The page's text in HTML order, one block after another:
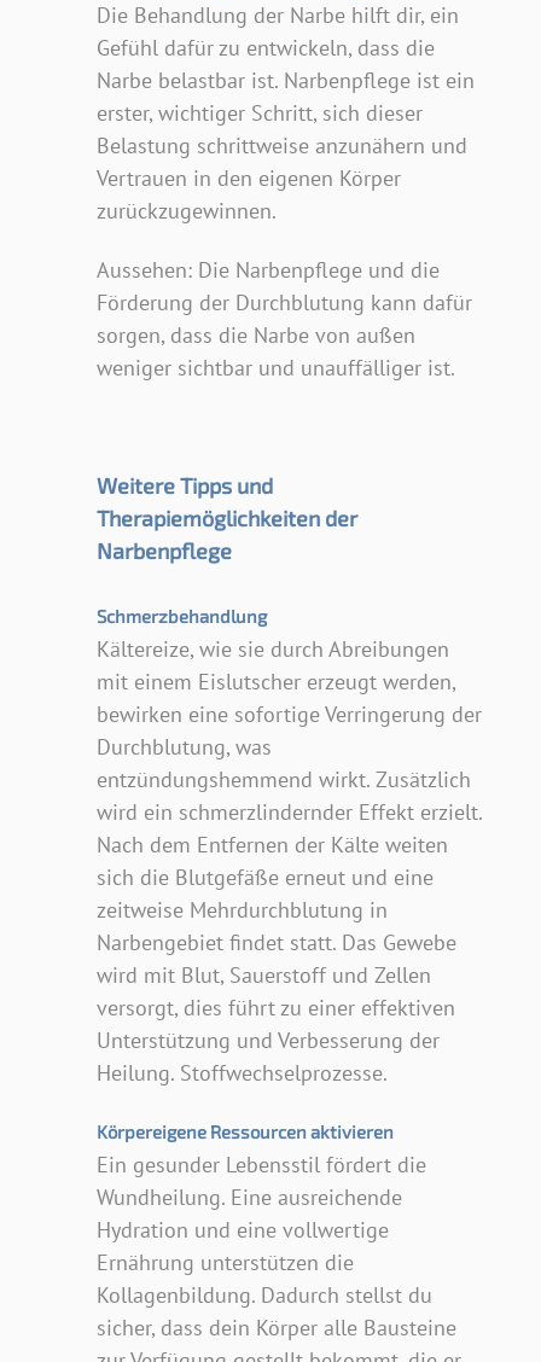
Die Behandlung der Narbe hilft dir, ein
Gefühl dafür zu entwickeln, dass die
Narbe belastbar ist. Narbenpflege ist ein
erster, wichtiger Schritt, sich dieser
Belastung schrittweise anzunähern und
Vertrauen in den eigenen Körper
zurückzugewinnen.
Aussehen: Die Narbenpflege und die
Förderung der Durchblutung kann dafür
sorgen, dass die Narbe von außen
weniger sichtbar und unauffälliger ist.
Weitere Tipps und
Therapiemöglichkeiten der
Narbenpflege
Schmerzbehandlung
Kältereize, wie sie durch Abreibungen
mit einem Eislutscher erzeugt werden,
bewirken eine sofortige Verringerung der
Durchblutung, was
entzündungshemmend wirkt. Zusätzlich
wird ein schmerzlindernder Effekt erzielt.
Nach dem Entfernen der Kälte weiten
sich die Blutgefäße erneut und eine
zeitweise Mehrdurchblutung in
Narbengebiet findet statt. Das Gewebe
wird mit Blut, Sauerstoff und Zellen
versorgt, dies führt zu einer effektiven
Unterstützung und Verbesserung der
Heilung. Stoffwechselprozesse.
Körpereigene Ressourcen aktivieren
Ein gesunder Lebensstil fördert die
Wundheilung. Eine ausreichende
Hydration und eine vollwertige
Ernährung unterstützen die
Kollagenbildung. Dadurch stellst du
sicher, dass dein Körper alle Bausteine